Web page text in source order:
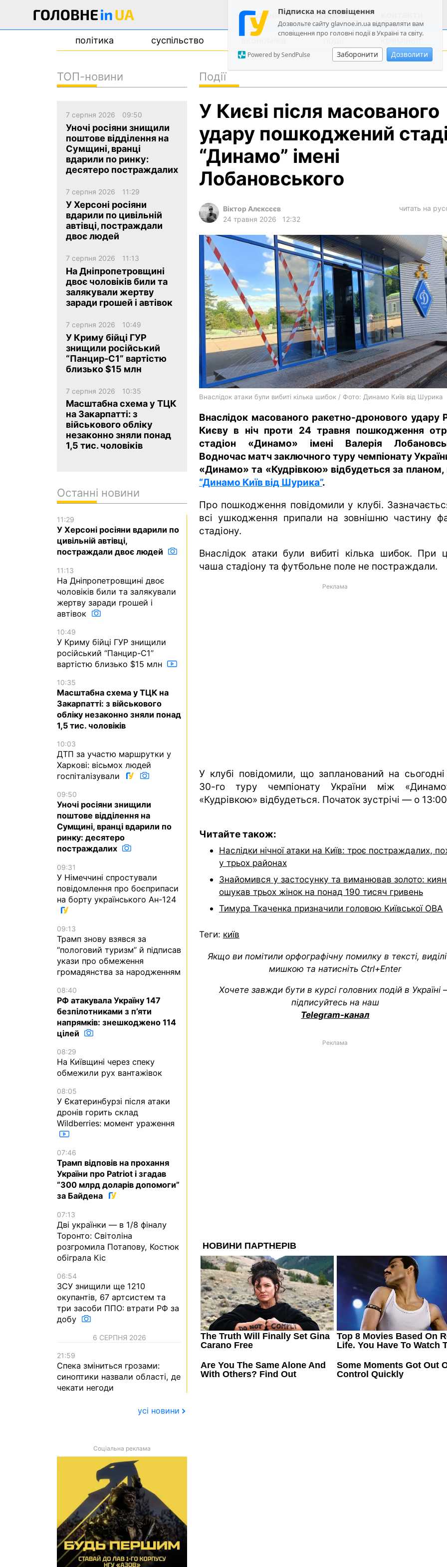
Підписка на сповіщення
Дозвольте сайту glavnoe.in.ua відправляти вам
сповіщення про головні події в Україні та світу.
Заборонити Дозволити
Powered by SendPulse
новини про проєкт
політика суспільство кримінал
політика
суспільство
події
техно
архів
gambling
en
Події
У Києві після масованого
удару пошкоджений
“Динамо” імені
Лобановського
Віктор Алєксєєв
24 травня 2026
12:32
читать на
Внаслідок атаки були вибиті кілька шибок / Фото: Динамо Київ від Шурика
Внаслідок масованого ракетно-дронового удару
Києву в ніч проти 24 травня пошкодження
стадіон «Динамо» імені Валерія
Водночас матч заключного туру чемпіонату
«Динамо» та «Кудрівкою» відбудеться за
“Динамо Київ від Шурика”.
Про пошкодження повідомили у клубі.
всі ушкодження припали на зовнішню частину
стадіону.
Внаслідок атаки були вибиті кілька шибок. При
чаша стадіону та футбольне поле не постраждали.
Реклама
У клубі повідомили, що запланований на
30-го туру чемпіонату України між
«Кудрівкою» відбудеться. Початок зустрічі — о
Читайте також:
Наслідки нічної атаки на Київ: троє постраждалих,
у трьох районах
Знайомився у застосунку та виманював золото:
ошукав трьох жінок на понад 190 тисяч гривень
Тимура Ткаченка призначили головою Київської ОВА
Теги: київ
Якщо ви помітили орфографічну помилку в тексті,
мишкою та натисніть Ctrl+Enter
Хочете завжди бути в курсі головних подій в Україні
підписуйтесь на наш
Telegram-канал
Реклама
ТОП-новини
7 серпня 2026 09:50
Уночі росіяни знищили
поштове відділення на
Сумщині, вранці
вдарили по ринку:
десятеро постраждалих
7 серпня 2026 11:29
У Херсоні росіяни
вдарили по цивільній
автівці, постраждали
двоє людей
7 серпня 2026 11:13
На Дніпропетровщині
двоє чоловіків били та
залякували жертву
заради грошей і автівок
7 серпня 2026 10:49
У Криму бійці ГУР
знищили російський
“Панцир-С1” вартістю
близько $15 млн
7 серпня 2026 10:35
Масштабна схема у ТЦК
на Закарпатті: з
військового обліку
незаконно зняли понад
1,5 тис. чоловіків
Останні новини
11:29
У Херсоні росіяни вдарили по
цивільній автівці,
постраждали двоє людей
11:13
На Дніпропетровщині двоє
чоловіків били та залякували
жертву заради грошей і
автівок
10:49
У Криму бійці ГУР знищили
російський “Панцир-С1”
вартістю близько $15 млн
10:35
Масштабна схема у ТЦК на
Закарпатті: з військового
обліку незаконно зняли понад
1,5 тис. чоловіків
10:03
ДТП за участю маршрутки у
Харкові: вісьмох людей
госпіталізували
09:50
Уночі росіяни знищили
поштове відділення на
Сумщині, вранці вдарили по
ринку: десятеро
постраждалих
09:31
У Німеччині спростували
повідомлення про боєприпаси
на борту українського Ан-124
09:13
Трамп знову взявся за
“пологовий туризм” й підписав
укази про обмеження
громадянства за народженням
08:40
РФ атакувала Україну 147
безпілотниками з п’яти
напрямків: знешкоджено 114
цілей
08:29
На Київщині через спеку
обмежили рух вантажівок
08:05
У Єкатеринбурзі після атаки
дронів горить склад
Wildberries: момент ураження
07:46
Трамп відповів на прохання
України про Patriot і згадав
“300 млрд доларів допомоги”
за Байдена
07:13
Дві українки — в 1/8 фіналу
Торонто: Світоліна
розгромила Потапову, Костюк
обіграла Кіс
06:54
ЗСУ знищили ще 1210
окупантів, 67 артсистем та
три засоби ППО: втрати РФ за
добу
6 СЕРПНЯ 2026
21:59
Спека зміниться грозами:
синоптики назвали області, де
чекати негоди
усі новини
Соціальна реклама